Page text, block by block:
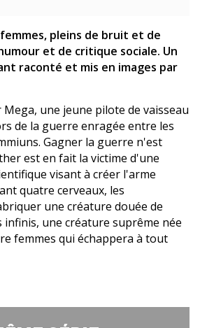
pleins de bruit et de
et de critique sociale. Un
raconté et mis en images par
Mega, une jeune pilote de vaisseau
de la guerre enragée entre les
Gagner la guerre n'est
est en fait la victime d'une
visant à créer l'arme
quatre cerveaux, les
une créature douée de
infinis, une créature suprême née
femmes qui échappera à tout